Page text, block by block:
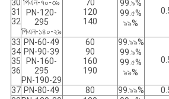
30
31
32
পিএন-৭০-৩৯
PN-120-
295
পিএন-১৪০-২৯
70
120
140
99.৯%
99.৫%
৯৯%
33
34
35
36
PN-60-49
PN-90-39
PN-160-
295
PN-190-29
60
90
160
190
99.৯৯%
99.৯%
99.৫%
৯৯%
37 PN-80-49 80 99.৯৯%